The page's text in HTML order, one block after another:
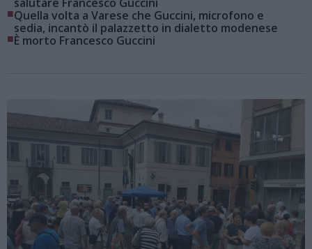
salutare Francesco Guccini
■Quella volta a Varese che Guccini, microfono e
sedia, incantò il palazzetto in dialetto modenese
■È morto Francesco Guccini